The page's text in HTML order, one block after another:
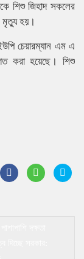
শিশু জিহাদ সকলের
মৃত্যু হয়।
চেয়ারম্যান এম এ
করা হয়েছে। শিশু